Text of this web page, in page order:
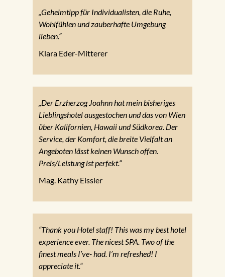
„Geheimtipp für Individualisten, die Ruhe,
Wohlfühlen und zauberhafte Umgebung
lieben.“
Klara Eder-Mitterer
„Der Erzherzog Joahnn hat mein bisheriges
Lieblingshotel ausgestochen und das von Wien
über Kalifornien, Hawaii und Südkorea. Der
Service, der Komfort, die breite Vielfalt an
Angeboten lässt keinen Wunsch offen.
Preis/Leistung ist perfekt.“
Mag. Kathy Eissler
“Thank you Hotel staff! This was my best hotel
experience ever. The nicest SPA. Two of the
finest meals I’ve- had. I’m refreshed! I
appreciate it.“